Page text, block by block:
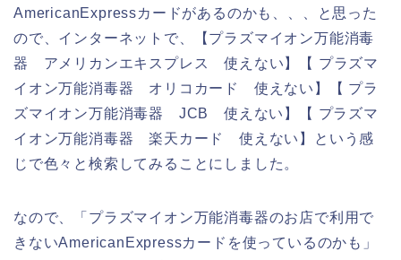
AmericanExpressカードがあるのかも、、、と思った
ので、インターネットで、【プラズマイオン万能消毒
器 アメリカンエキスプレス 使えない】【 プラズマ
イオン万能消毒器 オリコカード 使えない】【 プラ
ズマイオン万能消毒器 JCB 使えない】【 プラズマ
イオン万能消毒器 楽天カード 使えない】という感
じで色々と検索してみることにしました。
なので、「プラズマイオン万能消毒器のお店で利用で
きないAmericanExpressカードを使っているのかも」